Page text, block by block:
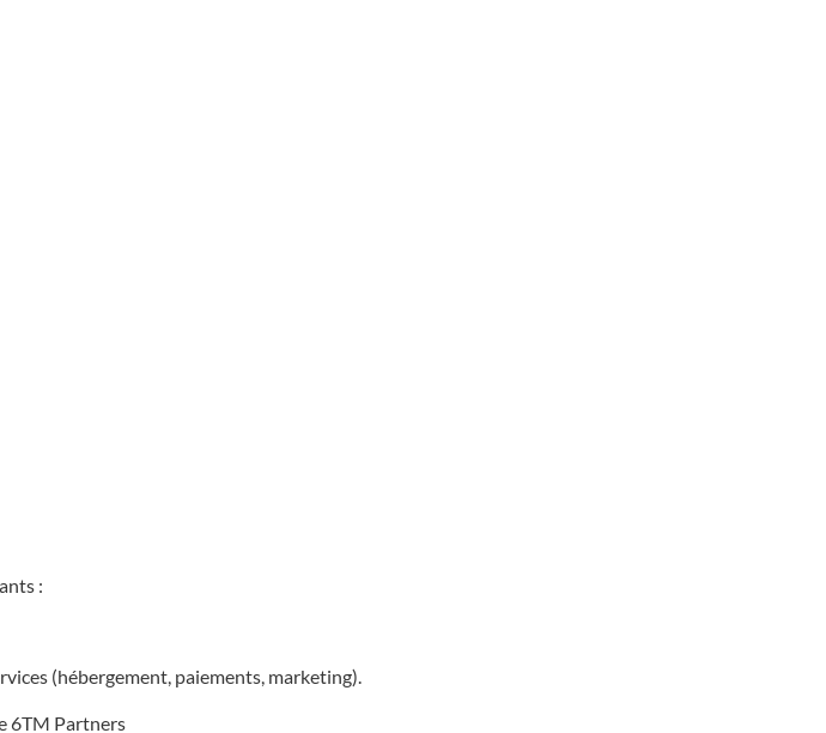
:
(hébergement, paiements, marketing).
6TM Partners